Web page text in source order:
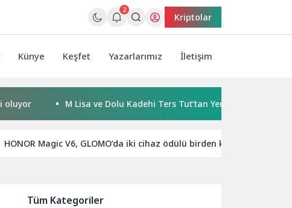
2
Kriptolar
Künye Keşfet Yazarlarımız İletişim
M Lisa ve Dolu Kadehi Ters Tut’tan Yeni İş Birliği: Vişne
HONOR Magic V6, GLOMO’da iki cihaz ödülü birden kazanan ilk
Tüm Kategoriler